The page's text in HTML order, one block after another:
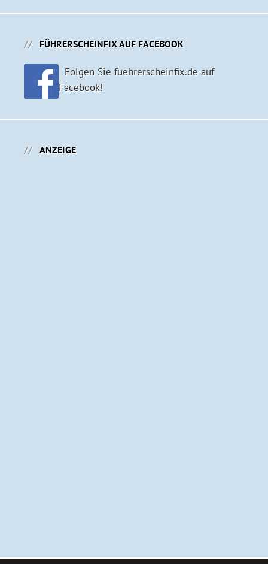
FÜHRERSCHEINFIX AUF FACEBOOK
Folgen Sie fuehrerscheinfix.de auf
Facebook!
ANZEIGE